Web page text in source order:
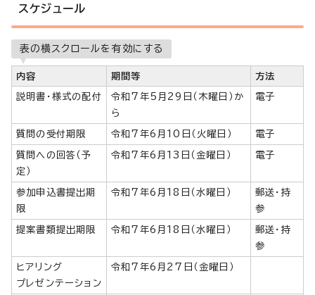
スケジュール
表の横スクロールを有効にする
内容 期間等 方法
説明書・様式の配付
令和7年5月29日（木曜日）か
ら
電子
質問の受付期限 令和7年6月10日（火曜日） 電子
質問への回答（予
定）
令和7年6月13日（金曜日） 電子
参加申込書提出期
限
令和7年6月18日（水曜日）
郵送・持
参
提案書類提出期限 令和7年6月18日（水曜日）
郵送・持
参
ヒアリング
プレゼンテーション
令和7年6月27日（金曜日）